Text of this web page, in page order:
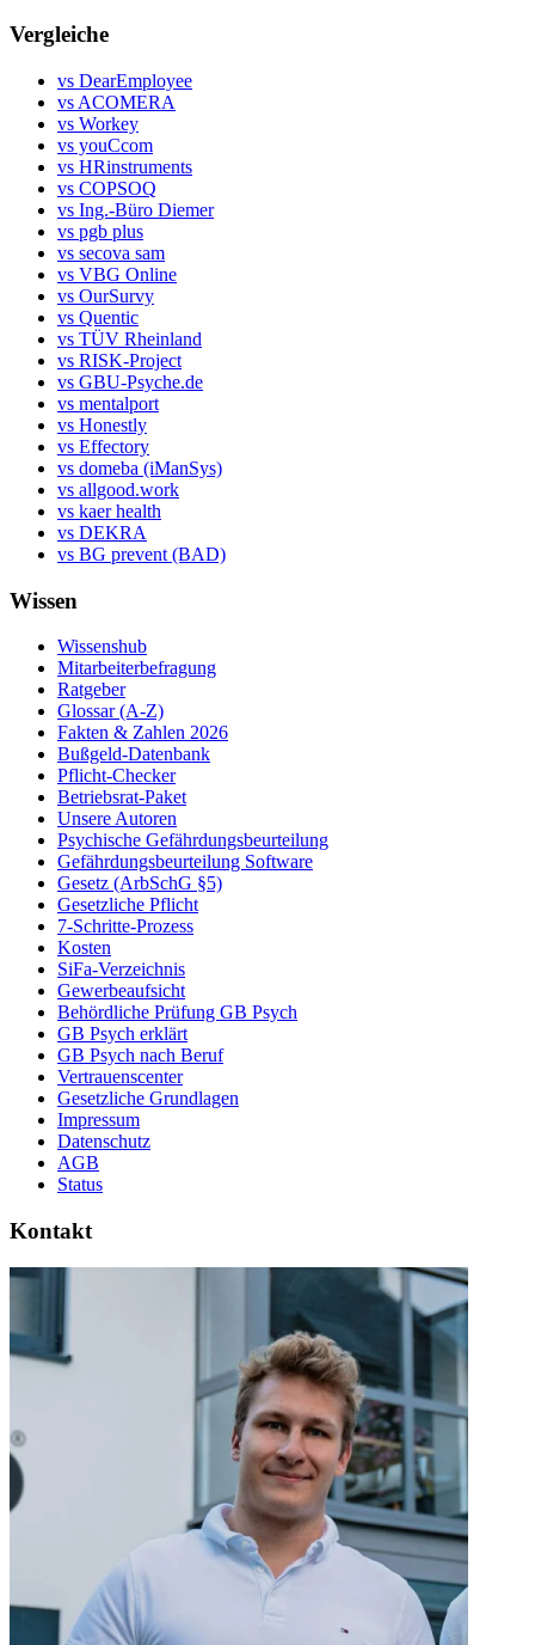
Vergleiche
vs DearEmployee
vs ACOMERA
vs Workey
vs youCcom
vs HRinstruments
vs COPSOQ
vs Ing.-Büro Diemer
vs pgb plus
vs secova sam
vs VBG Online
vs OurSurvy
vs Quentic
vs TÜV Rheinland
vs RISK-Project
vs GBU-Psyche.de
vs mentalport
vs Honestly
vs Effectory
vs domeba (iManSys)
vs allgood.work
vs kaer health
vs DEKRA
vs BG prevent (BAD)
Wissen
Wissenshub
Mitarbeiterbefragung
Ratgeber
Glossar (A-Z)
Fakten & Zahlen 2026
Bußgeld-Datenbank
Pflicht-Checker
Betriebsrat-Paket
Unsere Autoren
Psychische Gefährdungsbeurteilung
Gefährdungsbeurteilung Software
Gesetz (ArbSchG §5)
Gesetzliche Pflicht
7-Schritte-Prozess
Kosten
SiFa-Verzeichnis
Gewerbeaufsicht
Behördliche Prüfung GB Psych
GB Psych erklärt
GB Psych nach Beruf
Vertrauenscenter
Gesetzliche Grundlagen
Impressum
Datenschutz
AGB
Status
Kontakt